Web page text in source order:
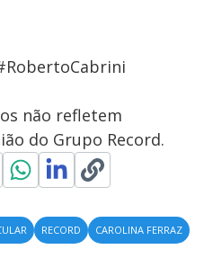
não refletem
do Grupo Record.
RECORD
CAROLINA FERRAZ